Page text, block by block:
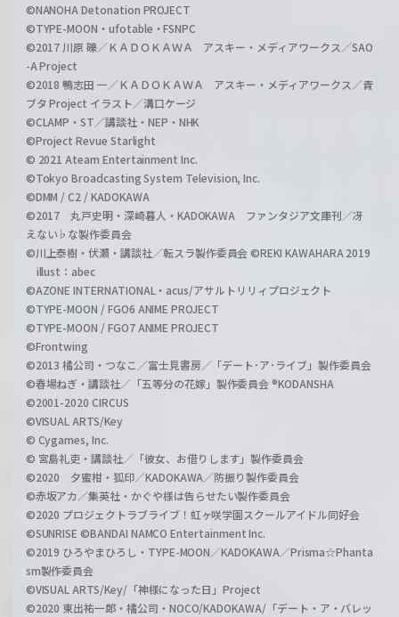
©NANOHA Detonation PROJECT
©TYPE-MOON・ufotable・FSNPC
©2017 川原 礫／ＫＡＤＯＫＡＷＡ アスキー・メディアワークス／SAO
-A Project
©2018 鴨志田 一／ＫＡＤＯＫＡＷＡ アスキー・メディアワークス／青
ブタ Project イラスト／溝口ケージ
©CLAMP・ST／講談社・NEP・NHK
©Project Revue Starlight
© 2021 Ateam Entertainment Inc.
©Tokyo Broadcasting System Television, Inc.
©DMM / C2 / KADOKAWA
©2017 丸戸史明・深崎暮人・KADOKAWA ファンタジア文庫刊／冴
えない♭な製作委員会
©川上泰樹・伏瀬・講談社／転スラ製作委員会 ©REKI KAWAHARA 2019
illust：abec
©AZONE INTERNATIONAL・acus/アサルトリリィプロジェクト
©TYPE-MOON / FGO6 ANIME PROJECT
©TYPE-MOON / FGO7 ANIME PROJECT
©Frontwing
©2013 橘公司・つなこ／富士見書房／「デート･ア･ライブ」製作委員会
©春場ねぎ・講談社／「五等分の花嫁」製作委員会 ®KODANSHA
©2001-2020 CIRCUS
©VISUAL ARTS/Key
© Cygames, Inc.
© 宮島礼吏・講談社／「彼女、お借りします」製作委員会
©2020 夕蜜柑・狐印／KADOKAWA／防振り製作委員会
©赤坂アカ／集英社・かぐや様は告らせたい製作委員会
©2020 プロジェクトラブライブ！虹ヶ咲学園スクールアイドル同好会
©SUNRISE ©BANDAI NAMCO Entertainment Inc.
©2019 ひろやまひろし・TYPE-MOON／KADOKAWA／Prisma☆Phanta
sm製作委員会
©VISUAL ARTS/Key/「神様になった日」Project
©2020 東出祐一郎・橘公司・NOCO/KADOKAWA/「デート・ア・バレッ